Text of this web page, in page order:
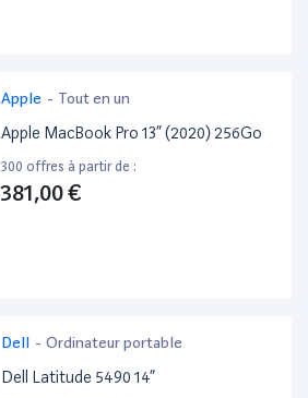
Apple - Tout en un
Apple MacBook Pro 13” (2020) 256Go
300 offres à partir de :
381,00 €
Dell - Ordinateur portable
Dell Latitude 5490 14”